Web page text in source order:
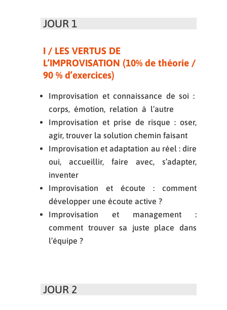
JOUR 1
I / LES VERTUS DE
L’IMPROVISATION (10% de théorie /
90 % d’exercices)
Improvisation et connaissance de soi :
corps, émotion, relation à l’autre
Improvisation et prise de risque : oser,
agir, trouver la solution chemin faisant
Improvisation et adaptation au réel : dire
oui, accueillir, faire avec, s’adapter,
inventer
Improvisation et écoute : comment
développer une écoute active ?
Improvisation et management :
comment trouver sa juste place dans
l’équipe ?
JOUR 2